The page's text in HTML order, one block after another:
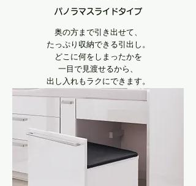
​パノラマスライドタイプ
奥の方まで引き出せて、
たっぷり収納できる引出し。
どこに何をしまったかを
一目で見渡せるから、
出し入れもラクに​できます。